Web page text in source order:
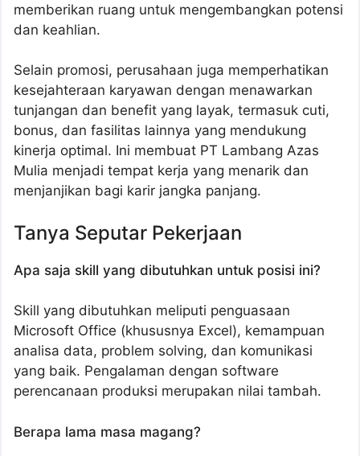
memberikan ruang untuk mengembangkan potensi
dan keahlian.
Selain promosi, perusahaan juga memperhatikan
kesejahteraan karyawan dengan menawarkan
tunjangan dan benefit yang layak, termasuk cuti,
bonus, dan fasilitas lainnya yang mendukung
kinerja optimal. Ini membuat PT Lambang Azas
Mulia menjadi tempat kerja yang menarik dan
menjanjikan bagi karir jangka panjang.
Tanya Seputar Pekerjaan
Apa saja skill yang dibutuhkan untuk posisi ini?
Skill yang dibutuhkan meliputi penguasaan
Microsoft Office (khususnya Excel), kemampuan
analisa data, problem solving, dan komunikasi
yang baik. Pengalaman dengan software
perencanaan produksi merupakan nilai tambah.
Berapa lama masa magang?